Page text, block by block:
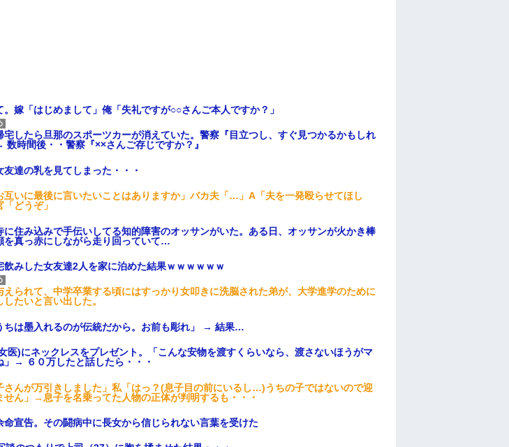
。嫁「はじめまして」俺「失礼ですが○○さんご本人ですか？」
宅したら旦那のスポーツカーが消えていた。警察『目立つし、すぐ見つかるかもしれ
数時間後・・警察『××さんご存じですか？』
友達の乳を見てしまった・・・
互いに最後に言いたいことはありますか」バカ夫「…」A「夫を一発殴らせてほし
どうぞ」
に住み込みで手伝いしてる知的障害のオッサンがいた。ある日、オッサンが火かき棒
を真っ赤にしながら走り回っていて…
飲みした女友達2人を家に泊めた結果ｗｗｗｗｗｗ
えられて、中学卒業する頃にはすっかり女叩きに洗脳された弟が、大学進学のために
たいと言い出した。
ちは墨入れるのが伝統だから。お前も彫れ」 → 結果…
医)にネックレスをプレゼント。「こんな安物を渡すくらいなら、渡さないほうがマ
」→ ６０万したと話したら・・・
さんが万引きしました」私「はっ？(息子目の前にいるし…)うちの子ではないので迎
せん」→息子を名乗ってた人物の正体が判明するも・・・
命宣告。その闘病中に長女から信じられない言葉を受けた